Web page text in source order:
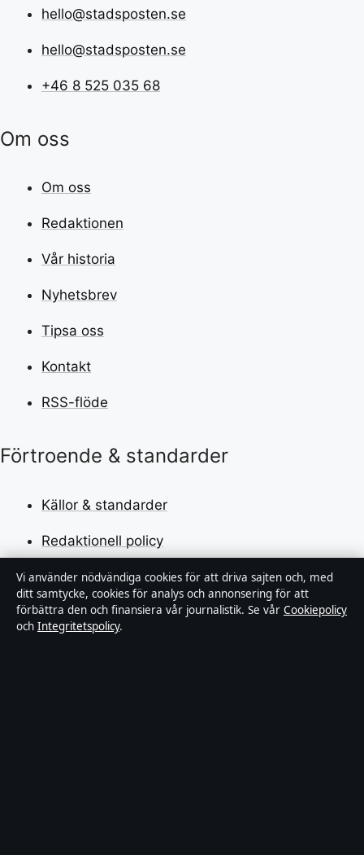
hello@stadsposten.se
hello@stadsposten.se
+46 8 525 035 68
Om oss
Om oss
Redaktionen
Vår historia
Nyhetsbrev
Tipsa oss
Kontakt
RSS-flöde
Förtroende & standarder
Källor & standarder
Redaktionell policy
Rättelsepolicy
Faktagranskningspolicy
Vi använder nödvändiga cookies för att driva sajten och, med
ditt samtycke, cookies för analys och annonsering för att
förbättra den och finansiera vår journalistik. Se vår Cookiepolicy
och Integritetspolicy.